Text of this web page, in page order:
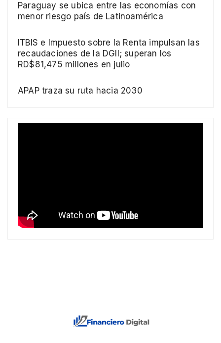
Paraguay se ubica entre las economías con
menor riesgo país de Latinoamérica
ITBIS e Impuesto sobre la Renta impulsan las
recaudaciones de la DGII; superan los
RD$81,475 millones en julio
APAP traza su ruta hacia 2030